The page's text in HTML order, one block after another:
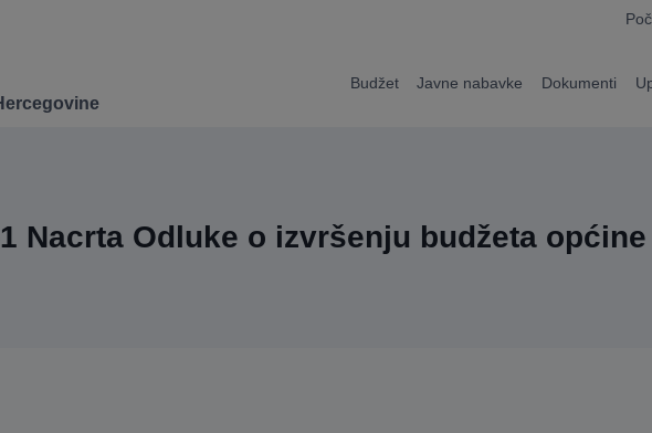
Budžet Javne nabavke Dokumenti
Nacrta Odluke o izvršenju budžeta